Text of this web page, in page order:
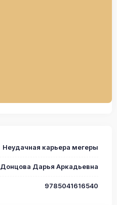
Неудачная карьера мегеры
Донцова Дарья Аркадьевна
9785041616540